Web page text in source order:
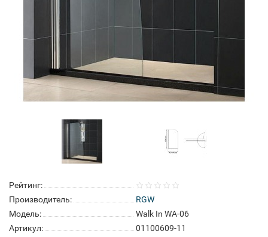
Рейтинг:
Производитель:
RGW
Модель:
Walk In WA-06
Артикул:
01100609-11